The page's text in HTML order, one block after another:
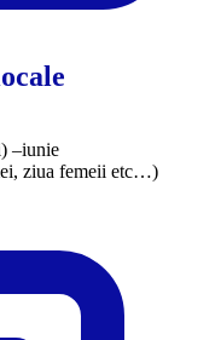
–iunie
ziua femeii etc…)